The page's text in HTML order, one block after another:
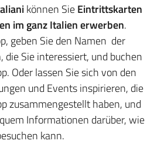
können SieEintrittskarten
im ganz Italien erwerben.
geben Sie den Namen der
Sie interessiert, und buchen
Oder lassen Sie sich von den
und Events inspirieren, die
zusammengestellt haben, und
Informationen darüber, wie
kann.